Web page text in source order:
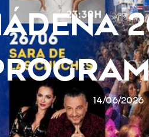
14/06/2026